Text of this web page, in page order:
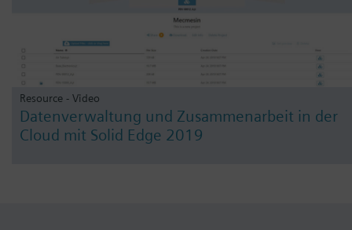
Resource - Video
Datenverwaltung und Zusammenarbeit in der
Cloud mit Solid Edge 2019